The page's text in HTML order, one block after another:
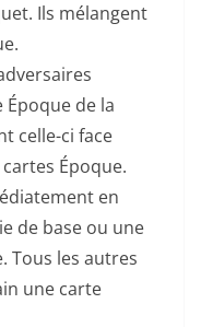
Ils mélangent
de la
celle-ci face
Époque.
en
de base ou une
Tous les autres
une carte